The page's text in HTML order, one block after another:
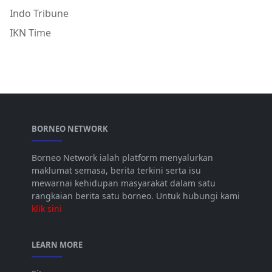
Indo Tribune
IKN Time
BORNEO NETWORK
Borneo Network ialah platform menyalurkan
maklumat semasa, berita terkini serta isu
mewarnai kehidupan masyarakat dalam satu
rangkaian berita satu borneo. Untuk hubungi kami
klik sini
LEARN MORE